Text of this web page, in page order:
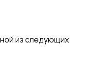
из следующих